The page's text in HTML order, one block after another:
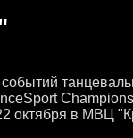
октября в МВЦ